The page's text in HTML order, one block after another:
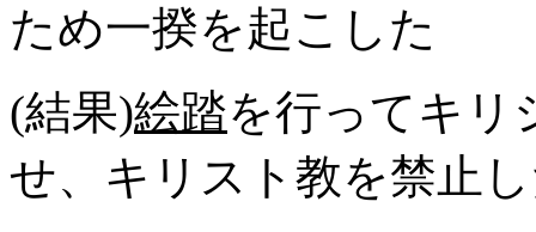
ため一揆を起こした
(結果)絵踏を行ってキリ
せ、キリスト教を禁止